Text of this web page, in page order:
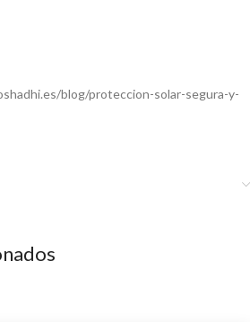
blog/proteccion-solar-segura-y-